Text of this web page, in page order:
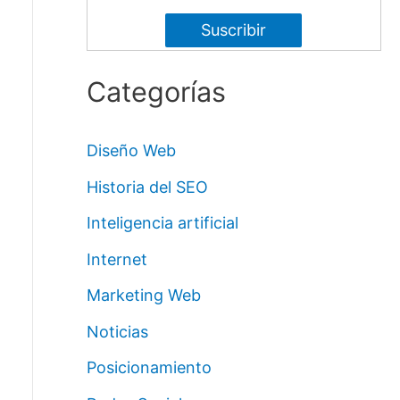
Categorías
Diseño Web
Historia del SEO
Inteligencia artificial
Internet
Marketing Web
Noticias
Posicionamiento